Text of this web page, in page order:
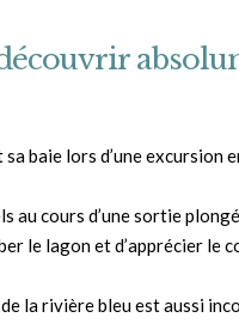
baie lors d’une
au cours d’une sortie
le lagon et d’apprécier le
la rivière bleu est aussi